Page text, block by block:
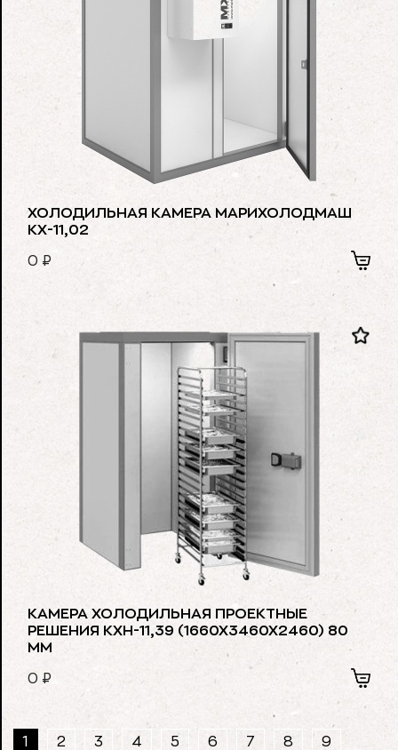
ХОЛОДИЛЬНАЯ КАМЕРА МАРИХОЛОДМАШ
КХ-11,02
0 ₽
КАМЕРА ХОЛОДИЛЬНАЯ ПРОЕКТНЫЕ
РЕШЕНИЯ КХН-11,39 (1660Х3460Х2460) 80
ММ
0 ₽
1 2 3 4 5 6 7 8 9